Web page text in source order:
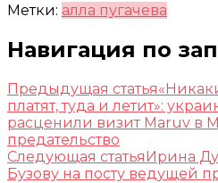
Метки: алла пугачева
Навигация по
Предыдущая статья
платят, туда и летит»:
расценили визит Maruv в
предательство
Следующая статьяИрина
Бузову на посту ведущей